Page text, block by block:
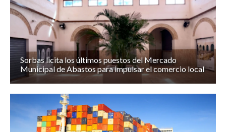
Sorbas licita los últimos puestos del Mercado
Municipal de Abastos para impulsar el comercio local